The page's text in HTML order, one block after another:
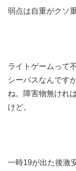
弱点は自重がクソ
ライトゲームって
シーバスなんです
ね。障害物無けれ
けど。
一時19が出た後激